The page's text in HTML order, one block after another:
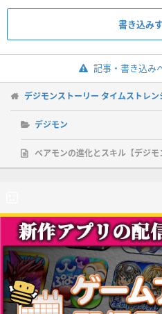
書き込み
記事・書き込み
デジモンストーリー タイムストレン
デジモン
ベアモンの進化とスキル【デジモ